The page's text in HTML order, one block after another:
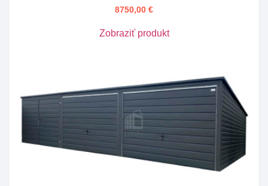
8750,00 €
Zobraziť produkt